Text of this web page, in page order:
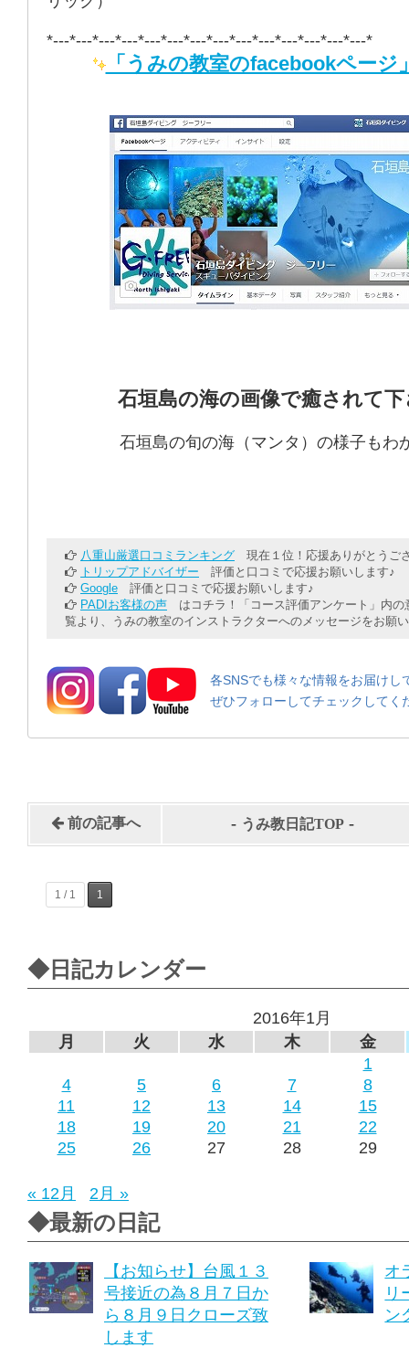
*---*---*---*---*---*---*---*---*---*---*---*---*---*---*
「うみの教室のfacebookページ
石垣島の海の画像で癒されて
石垣島の旬の海（マンタ）の様子もわ
八重山厳選口コミランキング 現在１位！応援ありがとうご
トリップアドバイザー 評価と口コミで応援お願いします♪
Google 評価と口コミで応援お願いします♪
PADIお客様の声 はコチラ！「コース評価アンケート」内の
覧より、うみの教室のインストラクターへのメッセージをお願
各SNSでも様々な情報をお届けし
ぜひフォローしてチェックしてく
前の記事へ - うみ教日記TOP -
1 / 1 1
◆日記カレンダー
2016年1月
月
火 水 木
金
1
4
5 6 7
8
11
12 13 14
15
18
19 20 21
22
25
26 27 28 29
« 12月 2月 »
◆最新の日記
【お知らせ】台風１３
号接近の為８月７日か
ら８月９日クローズ致
します
オ
リ
ン